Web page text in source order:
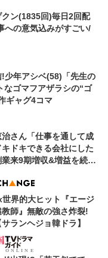
クン(1835回)毎日2回配
への意気込みがすごい/
!少年アシベ(58)「先生の
なゴマフアザラシの“ゴ
ギャグ4コマ
さん「仕事を通して成
ドキできる会社にした
来9期増収&増益を続け
界的大ヒット『エージ
師』無敵の強さ炸裂!
ランヘジョ韓ドラ】